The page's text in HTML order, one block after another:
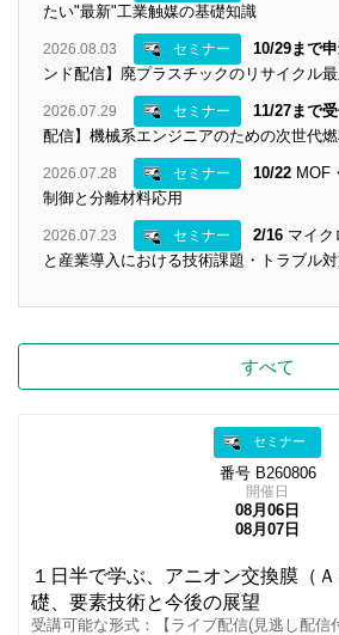
たい"最新"工業触媒の基礎知識
2026.08.03 セミナー 10/29まで
ンド配信】廃プラスチックのリサイクル
2026.07.29 セミナー 11/27まで
配信】機械系エンジニアのための次世代
2026.07.28 セミナー 10/22MOF
制御と分離材料応用
2026.07.23 セミナー 2/16マイク
と産業導入における技術課題・トラブル
すべて
セミナー
番号 B260806
開催日
08月06日
08月07日
１日半で学ぶ、アニオン交換膜（
礎、要素技術と今後の展望
受講可能な形式：【ライブ配信(見逃し配信